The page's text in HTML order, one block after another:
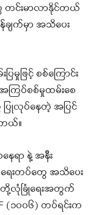
တင်းမာလာနိုင်တယ်
ျက်မှာ အသိပေး
မှုဖြင့် စစ်ကြောင်း
ြပ်စစ်မှုထမ်းစေ
ပြုလုပ်နေတဲ့ အပြင်
ယ်။
ေရာ နဲ့ အနီး
ေးတပ်တွေ အသိပေး
တို့လုံခြုံရေးအတွက်
၁၀၀၆) တပ်ရင်းက